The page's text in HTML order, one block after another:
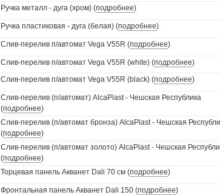
Ручка металл - дуга (хром) (подробнее)
Ручка пластиковая - дуга (белая) (подробнее)
Слив-перелив п/автомат Vega V55R (подробнее)
Слив-перелив п/автомат Vega V55R (white) (подробнее)
Слив-перелив п/автомат Vega V55R (black) (подробнее)
Слив-перелив (п/автомат) AlcaPlast - Чешская Республика
(подробнее)
Слив-перелив (п/автомат бронза) AlcaPlast - Чешская
(подробнее)
Слив-перелив (п/автомат золото) AlcaPlast - Чешская
(подробнее)
Торцевая панель Акванет Dali 70 см (подробнее)
Фронтальная панель Акванет Dali 150 (подробнее)